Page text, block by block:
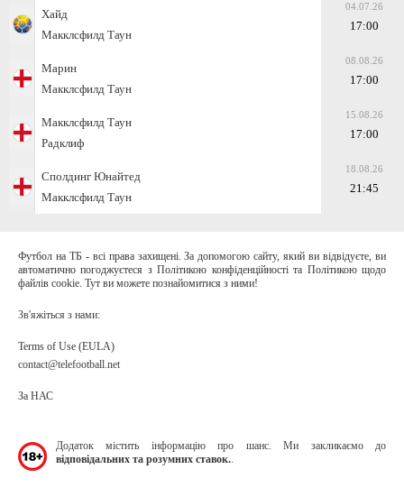
Хайд
Макклсфилд Таун
04.07.26
17:00
Марин
Макклсфилд Таун
08.08.26
17:00
Макклсфилд Таун
Радклиф
15.08.26
17:00
Сполдинг Юнайтед
Макклсфилд Таун
18.08.26
21:45
Футбол на ТБ - всі права захищені. За допомогою сайту, який ви відвідуєте, ви
автоматично погоджуєтеся з Політикою конфіденційності та Політикою щодо
файлів cookie. Тут ви можете познайомитися з ними!
Зв'яжіться з нами:
Terms of Use (EULA)
contact@telefootball.net
За НАС
Додаток містить інформацію про шанс. Ми закликаємо до
відповідальних та розумних ставок.